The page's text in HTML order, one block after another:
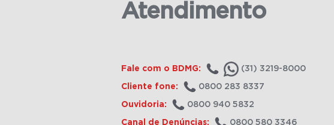
Atendimento
Fale com o BDMG: (31) 3219-8000
Cliente fone: 0800 283 8337
Ouvidoria: 0800 940 5832
Canal de Denúncias: 0800 580 3346